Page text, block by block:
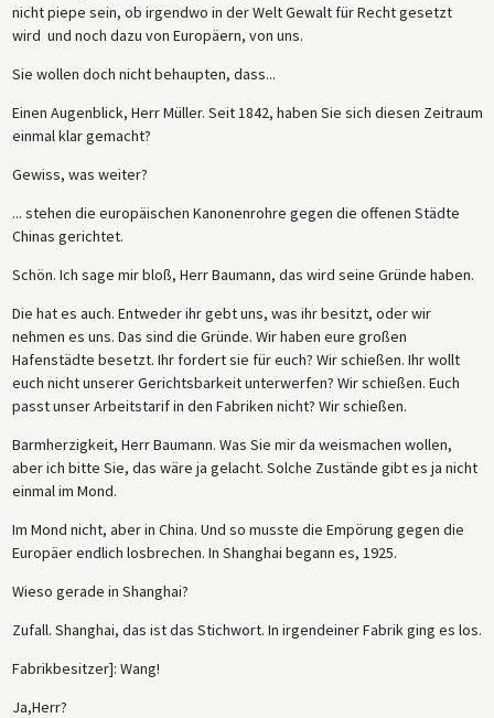
nicht piepe sein, ob irgendwo in der Welt Gewalt für Recht gesetzt
wird und noch dazu von Europäern, von uns.
Sie wollen doch nicht behaupten, dass...
Einen Augenblick, Herr Müller. Seit 1842, haben Sie sich diesen Zeitraum
einmal klar gemacht?
Gewiss, was weiter?
... stehen die europäischen Kanonenrohre gegen die offenen Städte
Chinas gerichtet.
Schön. Ich sage mir bloß, Herr Baumann, das wird seine Gründe haben.
Die hat es auch. Entweder ihr gebt uns, was ihr besitzt, oder wir
nehmen es uns. Das sind die Gründe. Wir haben eure großen
Hafenstädte besetzt. Ihr fordert sie für euch? Wir schießen. Ihr wollt
euch nicht unserer Gerichtsbarkeit unterwerfen? Wir schießen. Euch
passt unser Arbeitstarif in den Fabriken nicht? Wir schießen.
Barmherzigkeit, Herr Baumann. Was Sie mir da weismachen wollen,
aber ich bitte Sie, das wäre ja gelacht. Solche Zustände gibt es ja nicht
einmal im Mond.
Im Mond nicht, aber in China. Und so musste die Empörung gegen die
Europäer endlich losbrechen. In Shanghai begann es, 1925.
Wieso gerade in Shanghai?
Zufall. Shanghai, das ist das Stichwort. In irgendeiner Fabrik ging es los.
Fabrikbesitzer]: Wang!
Ja,Herr?